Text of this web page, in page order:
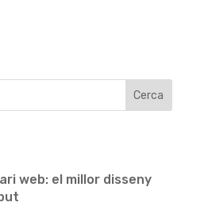
web: el millor disseny